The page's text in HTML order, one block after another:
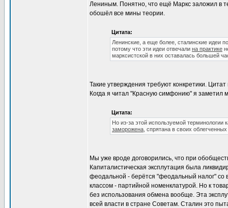
Лениным. Понятно, что ещё Маркс заложил в
обошёл все мины теории.
Цитата:
Ленинские, а еще более, сталинские идеи
потому что эти идеи отвечали на практике
марксистской в них оставалась большей
Такие утверждения требуют конкретики.
Когда я читал "Красную симфонию" я заметил
Цитата:
Но из-за этой используемой терминологии
заморожена , спрятана в своих
Мы уже вроде договорились, что при
Капиталистическая эксплутация была
феодальной - берётся "феодальный налог" со
классом - партийной номенклатурой. Но к
без использования обмена вообще. Эта
всей власти в стране Советам. Сталин это